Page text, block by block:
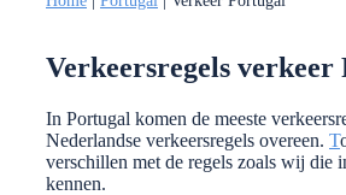
Verkeersregels verkeer
In Portugal komen de meeste
Nederlandse verkeersregels overeen. T
verschillen met de regels zoals wij die
kennen.